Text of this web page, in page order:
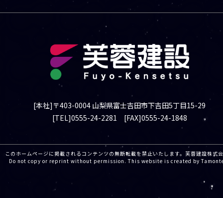
[本社]〒403-0004 山梨県富士吉田市下吉田5丁目15-29
[TEL]0555-24-2281 [FAX]0555-24-1848
このホームページに掲載されるコンテンツの無断転載を禁止いたします。芙蓉建設株
Do not copy or reprint without permission. This website is created by